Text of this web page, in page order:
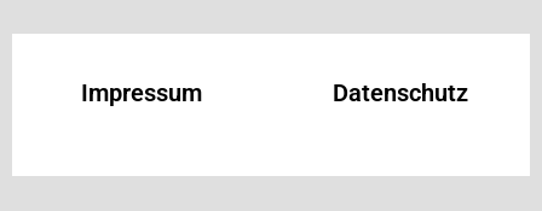
Impressum Datenschutz